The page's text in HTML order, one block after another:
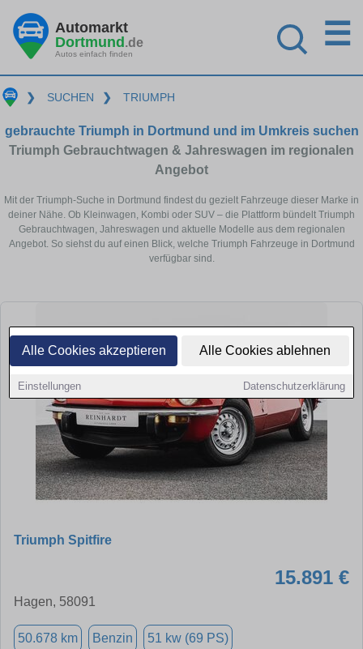
Alle Cookies akzeptieren Alle Cookies ablehnen
Einstellungen Datenschutzerklärung
Automarkt
Dortmund.de
Autos einfach finden
☰
❯ SUCHEN ❯ TRIUMPH
gebrauchte Triumph in Dortmund und im Umkreis suchen
Triumph Gebrauchtwagen & Jahreswagen im regionalen
Angebot
Mit der Triumph-Suche in Dortmund findest du gezielt Fahrzeuge dieser Marke in
deiner Nähe. Ob Kleinwagen, Kombi oder SUV – die Plattform bündelt Triumph
Gebrauchtwagen, Jahreswagen und aktuelle Modelle aus dem regionalen
Angebot. So siehst du auf einen Blick, welche Triumph Fahrzeuge in Dortmund
verfügbar sind.
Triumph Spitfire
15.891 €
Hagen, 58091
50.678 km Benzin 51 kw (69 PS)